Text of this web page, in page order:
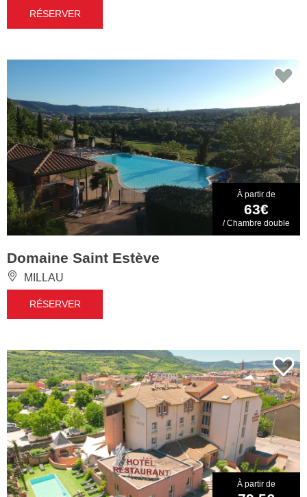
RÉSERVER
À partir de
63€
/ Chambre double
Domaine Saint Estève
MILLAU
RÉSERVER
À partir de